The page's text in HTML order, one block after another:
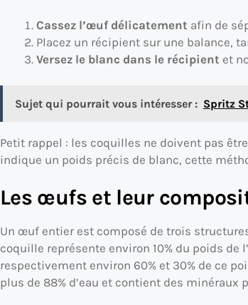
Cassez l’œuf délicatement afin de
Placez un récipient sur une balance,
Versez le blanc dans le récipient et
Sujet qui pourrait vous intéresser : Spritz
Petit rappel : les coquilles ne doivent pas
indique un poids précis de blanc, cette
Les œufs et leur
Un œuf entier est composé de trois
coquille représente environ 10% du poids
respectivement environ 60% et 30% de ce
plus de 88% d’eau et contient des